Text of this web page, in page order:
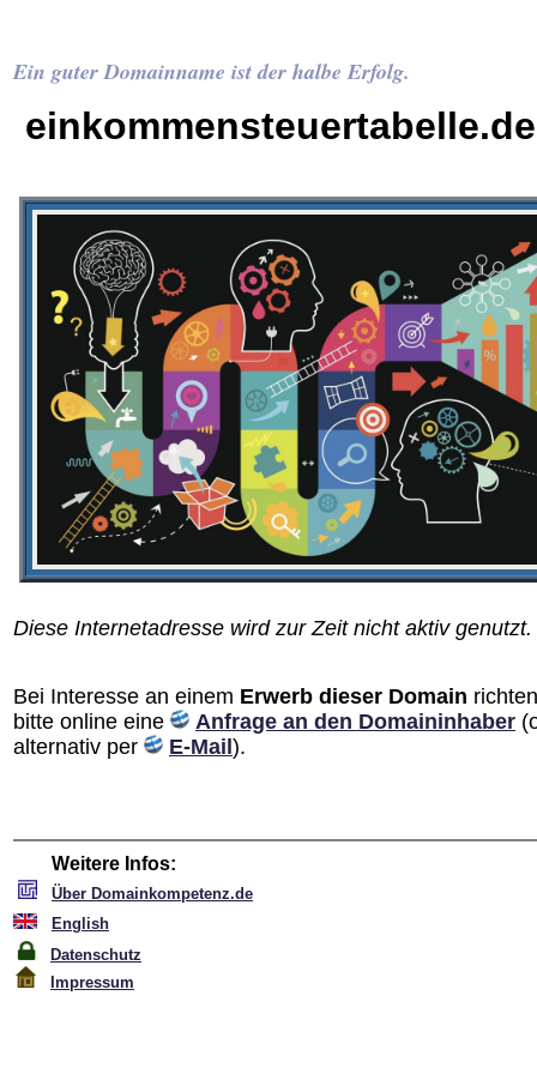
Ein guter Domainname ist der halbe Erfolg.
einkommensteuertabelle.de
Diese Internetadresse wird zur Zeit nicht aktiv genutzt.
Bei Interesse an einem Erwerb dieser Domain
bitte online eine
Anfrage an den Domain­inhaber
alternativ per
E-Mail ).
Weitere Infos:
Über Domainkompetenz.de
English
Datenschutz
Impressum